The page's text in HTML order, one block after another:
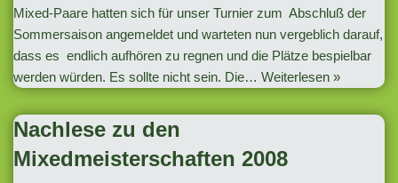
Mixed-Paare hatten sich für unser Turnier zum Abschluß der
Sommersaison angemeldet und warteten nun vergeblich darauf,
dass es endlich aufhören zu regnen und die Plätze bespielbar
werden würden. Es sollte nicht sein. Die… Weiterlesen »
Nachlese zu den
Mixedmeisterschaften 2008